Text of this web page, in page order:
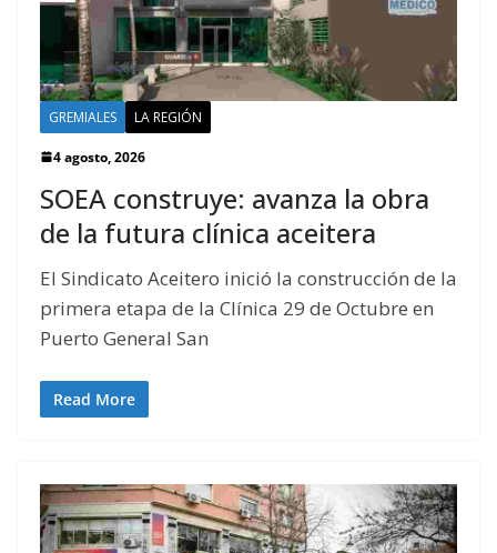
GREMIALES LA REGIÓN
4 agosto, 2026
SOEA construye: avanza la obra
de la futura clínica aceitera
El Sindicato Aceitero inició la construcción de la
primera etapa de la Clínica 29 de Octubre en
Puerto General San
Read More